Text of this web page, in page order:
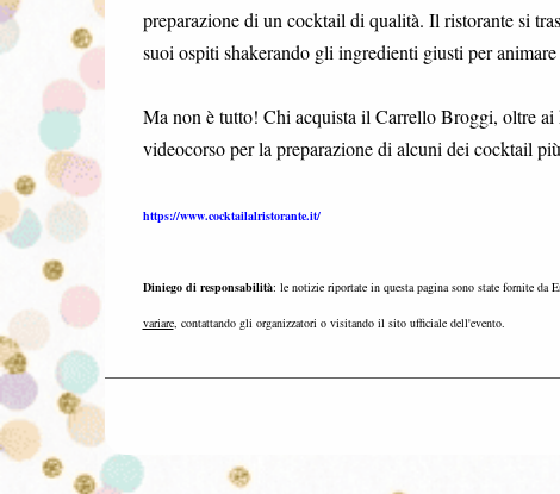
preparazione di un cocktail di qualità. Il ristorante si
suoi ospiti shakerando gli ingredienti giusti per
Ma non è tutto! Chi acquista il Carrello Broggi, oltre
videocorso per la preparazione di alcuni dei cocktail
https://www.cocktailalristorante.it/
Diniego di responsabilità: le notizie riportate in questa pagina sono state fornite
variare, contattando gli organizzatori o visitando il sito ufficiale dell'evento.